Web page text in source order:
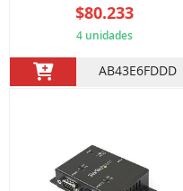
$80.233
4 unidades
AB43E6FDDD